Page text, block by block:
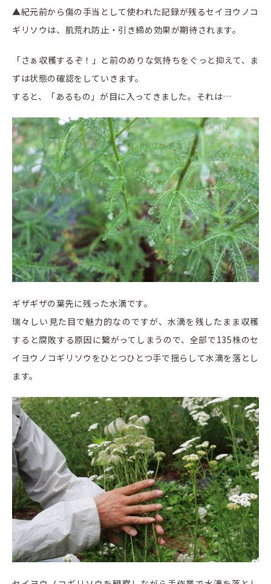
▲紀元前から傷の手当として使われた記録が残るセイヨウノコ
ギリソウは、肌荒れ防止・引き締め効果が期待されます。
「さぁ収穫するぞ！」と前のめりな気持ちをぐっと抑えて、ま
ずは状態の確認をしていきます。
すると、「あるもの」が目に入ってきました。それは…
ギザギザの葉先に残った水滴です。
瑞々しい見た目で魅力的なのですが、水滴を残したまま収穫
すると腐敗する原因に繋がってしまうので、全部で135株のセ
イヨウノコギリソウをひとつひとつ手で揺らして水滴を落とし
ます。